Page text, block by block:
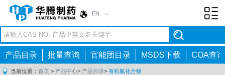
EN
产品目录 批量查询 官能团目录 MSDS下载 COA查询
当前位置： 首页 > 产品中心> 产品目录> 有机氟化合物